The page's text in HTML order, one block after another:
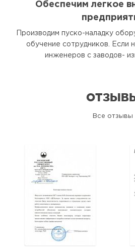
Обеспечим легкое
Производим пуско-наладку
обучение сотрудников. Если
инженеров с заводов-
Все отзывы